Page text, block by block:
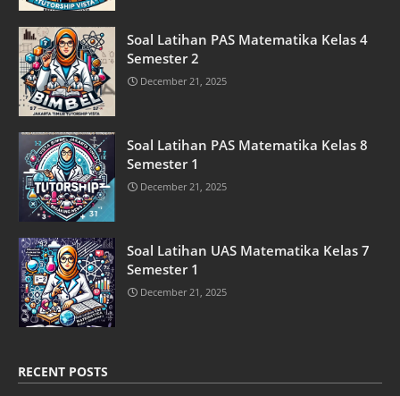
Soal Latihan PAS Matematika Kelas 4
Semester 2
December 21, 2025
Soal Latihan PAS Matematika Kelas 8
Semester 1
December 21, 2025
Soal Latihan UAS Matematika Kelas 7
Semester 1
December 21, 2025
RECENT POSTS